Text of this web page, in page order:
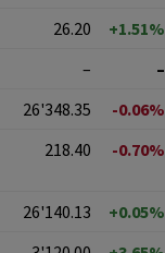
26.20
+1.51%
–
–
26'348.35
-0.06%
218.40 -0.70%
26'140.13
+0.05%